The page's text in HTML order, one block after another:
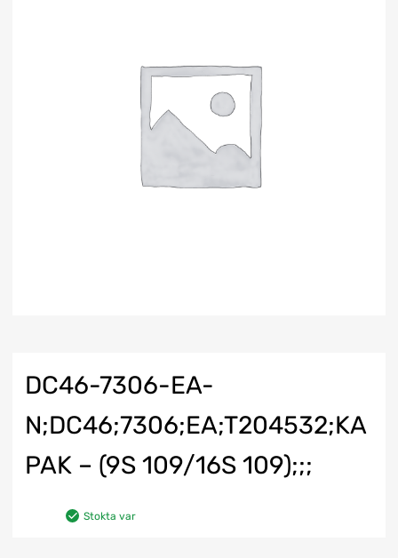
DC46-7306-EA-
N;DC46;7306;EA;T204532;KA
PAK – (9S 109/16S 109);;;
Stokta var